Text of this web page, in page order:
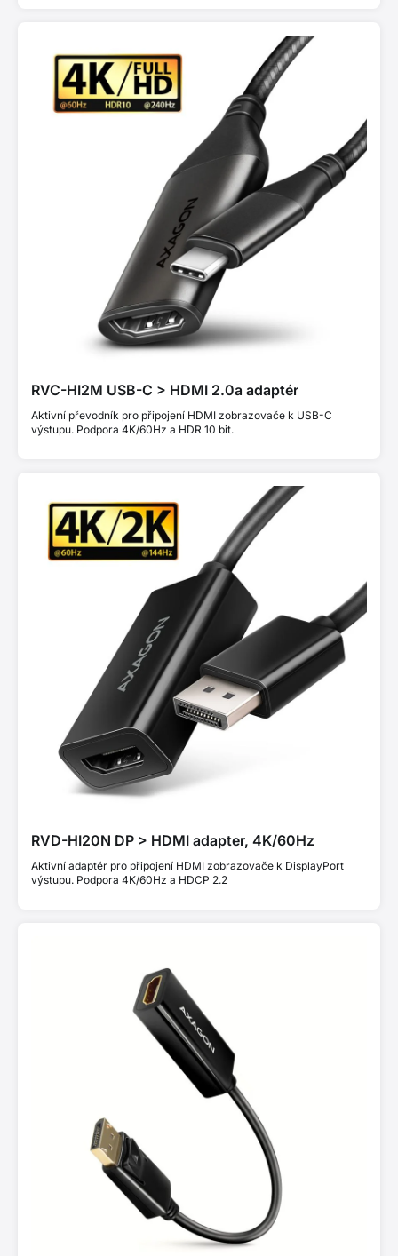
RVC-HI2M USB-C > HDMI 2.0a adaptér
Aktivní převodník pro připojení HDMI zobrazovače k USB-C
výstupu. Podpora 4K/60Hz a HDR 10 bit.
RVD-HI20N DP > HDMI adapter, 4K/60Hz
Aktivní adaptér pro připojení HDMI zobrazovače k DisplayPort
výstupu. Podpora 4K/60Hz a HDCP 2.2